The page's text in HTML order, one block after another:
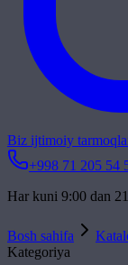
Biz ijtimoiy
+998 71 205 54
Har kuni 9:00 dan
Bosh sahifa
Kategoriya